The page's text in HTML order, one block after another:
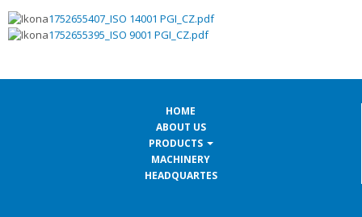
1752655407_ISO 14001 PGI_CZ.pdf
1752655395_ISO 9001 PGI_CZ.pdf
HOME
ABOUT US
PRODUCTS
MACHINERY
HEADQUARTES